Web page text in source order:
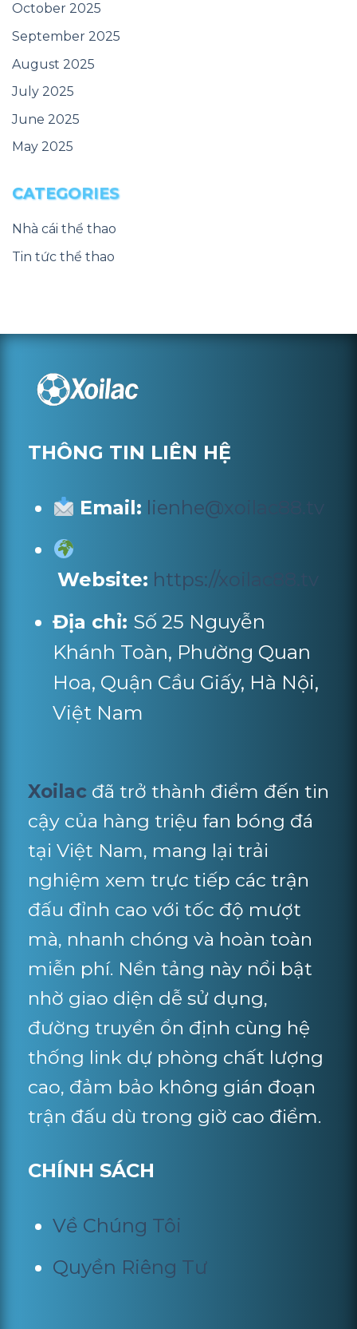
October 2025
September 2025
August 2025
July 2025
June 2025
May 2025
CATEGORIES
Nhà cái thể thao
Tin tức thể thao
THÔNG TIN LIÊN HỆ
Email: lienhe@xoilac88.tv
Website: https://xoilac88.tv
Địa chỉ: Số 25 Nguyễn
Khánh Toàn, Phường Quan
Hoa, Quận Cầu Giấy, Hà Nội,
Việt Nam
Xoilac đã trở thành điểm đến tin
cậy của hàng triệu fan bóng đá
tại Việt Nam, mang lại trải
nghiệm xem trực tiếp các trận
đấu đỉnh cao với tốc độ mượt
mà, nhanh chóng và hoàn toàn
miễn phí. Nền tảng này nổi bật
nhờ giao diện dễ sử dụng,
đường truyền ổn định cùng hệ
thống link dự phòng chất lượng
cao, đảm bảo không gián đoạn
trận đấu dù trong giờ cao điểm.
CHÍNH SÁCH
Về Chúng Tôi
Quyền Riêng Tư